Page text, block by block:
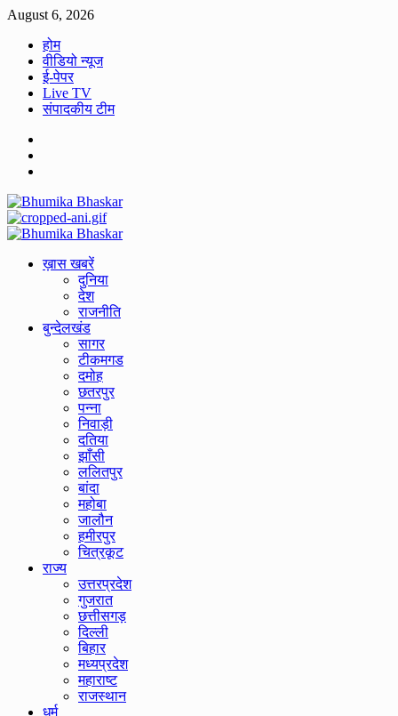
Skip
content
August 6, 2026
होम
वीडियो न्यूज
ई-पेपर
Live TV
संपादकीय टीम
Primary
ख़ास खबरें
दुनिया
देश
राजनीति
बुन्देलखंड
सागर
टीकमगड
दमोह
छतरपुर
पन्ना
निवाड़ी
दतिया
झाँसी
ललितपुर
बांदा
महोबा
जालौन
हमीरपुर
चित्रकूट
राज्य
उत्तरप्रदेश
गुजरात
छत्तीसगड़
दिल्ली
बिहार
मध्यप्रदेश
महाराष्ट
राजस्थान
धर्म